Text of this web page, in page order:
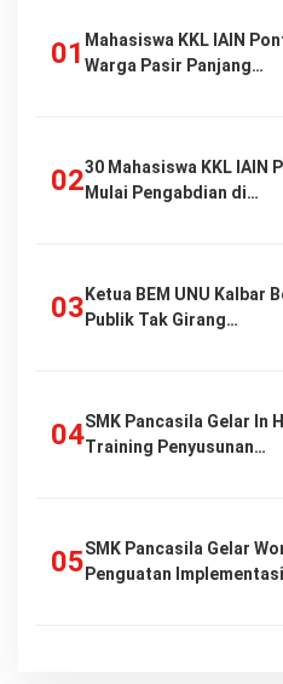
Mahasiswa KKL IAIN
Warga Pasir Panjang…
30 Mahasiswa KKL IAIN
Mulai Pengabdian di…
Ketua BEM UNU Kalbar
Publik Tak Girang…
SMK Pancasila Gelar In
Training Penyusunan…
SMK Pancasila Gelar
Penguatan